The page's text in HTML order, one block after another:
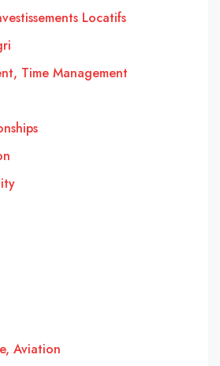
Locatifs
Time Management
Aviation